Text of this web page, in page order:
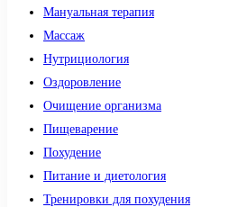
Мануальная терапия
Массаж
Нутрициология
Оздоровление
Очищение организма
Пищеварение
Похудение
Питание и диетология
Тренировки для похудения